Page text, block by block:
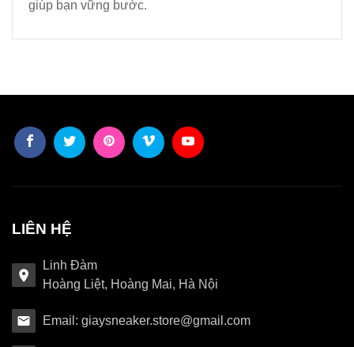
giúp bạn vững bước.
LIÊN HỆ
Linh Đàm
Hoàng Liệt, Hoàng Mai, Hà Nội
Email: giaysneaker.store@gmail.com